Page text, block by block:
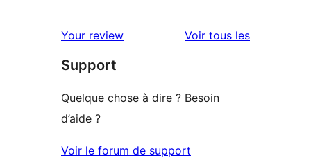
2
à
1
Your review Voir tous lesavis
Support
Quelque chose à dire ? Besoin
d’aide ?
Voir le forum de support